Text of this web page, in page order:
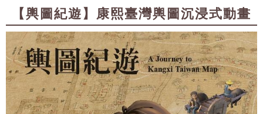
【輿圖紀遊】康熙臺灣輿圖沉浸式動畫